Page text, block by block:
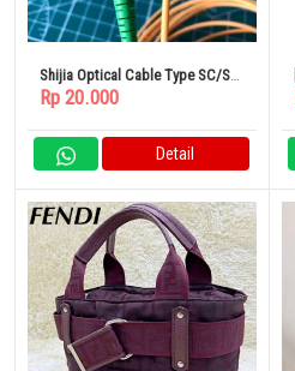
Shijia Optical Cable Type SC/SC
S3/L2 3 Meter
Rp 20.000
Detail